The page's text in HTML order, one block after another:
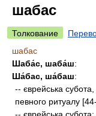
шабас
Толкование
шабас
Шаба́с, шаба́ш:
Ша́бас, ша́баш:
-- єврейська
певного ритуалу